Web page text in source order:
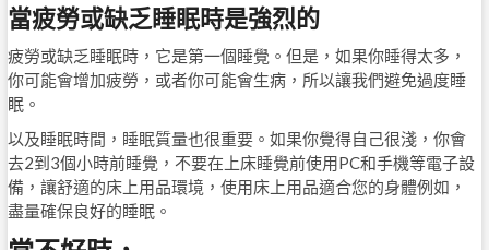
當疲勞或缺乏睡眠時是強烈的
疲勞或缺乏睡眠時，它是第一個睡覺。但是，如果你睡得太多，
你可能會增加疲勞，或者你可能會生病，所以讓我們避免過度睡
眠。
以及睡眠時間，睡眠質量也很重要。如果你覺得自己很淺，你會
去2到3個小時前睡覺，不要在上床睡覺前使用PC和手機等電子設
備，讓舒適的床上用品環境，使用床上用品適合您的身體例如，
盡量確保良好的睡眠。